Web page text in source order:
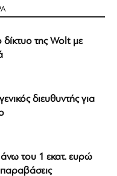
δίκτυο της Wolt με
διευθυντής για
του 1 εκατ. ευρώ